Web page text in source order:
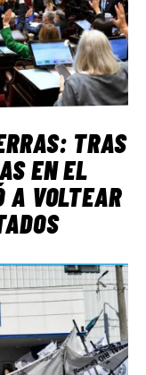
TRAS
EN EL
A VOLTEAR